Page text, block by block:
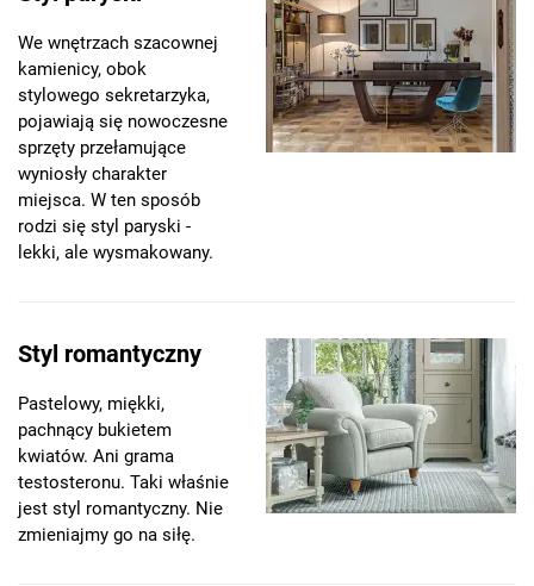
We wnętrzach szacownej
kamienicy, obok
stylowego sekretarzyka,
pojawiają się nowoczesne
sprzęty przełamujące
wyniosły charakter
miejsca. W ten sposób
rodzi się styl paryski -
lekki, ale wysmakowany.
Styl romantyczny
Pastelowy, miękki,
pachnący bukietem
kwiatów. Ani grama
testosteronu. Taki właśnie
jest styl romantyczny. Nie
zmieniajmy go na siłę.